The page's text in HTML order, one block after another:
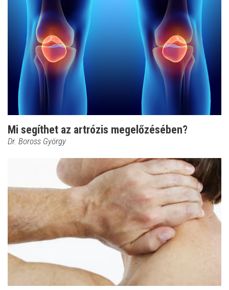
Mi segíthet az artrózis megelőzésében?
Dr. Boross György